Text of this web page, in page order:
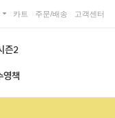
카트 주문/배송 고객센터
즌2
영책